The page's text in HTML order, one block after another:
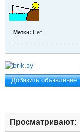
Метки: Нет
Добавить объявление
Просматривают: